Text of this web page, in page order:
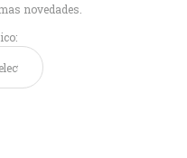
novedades.